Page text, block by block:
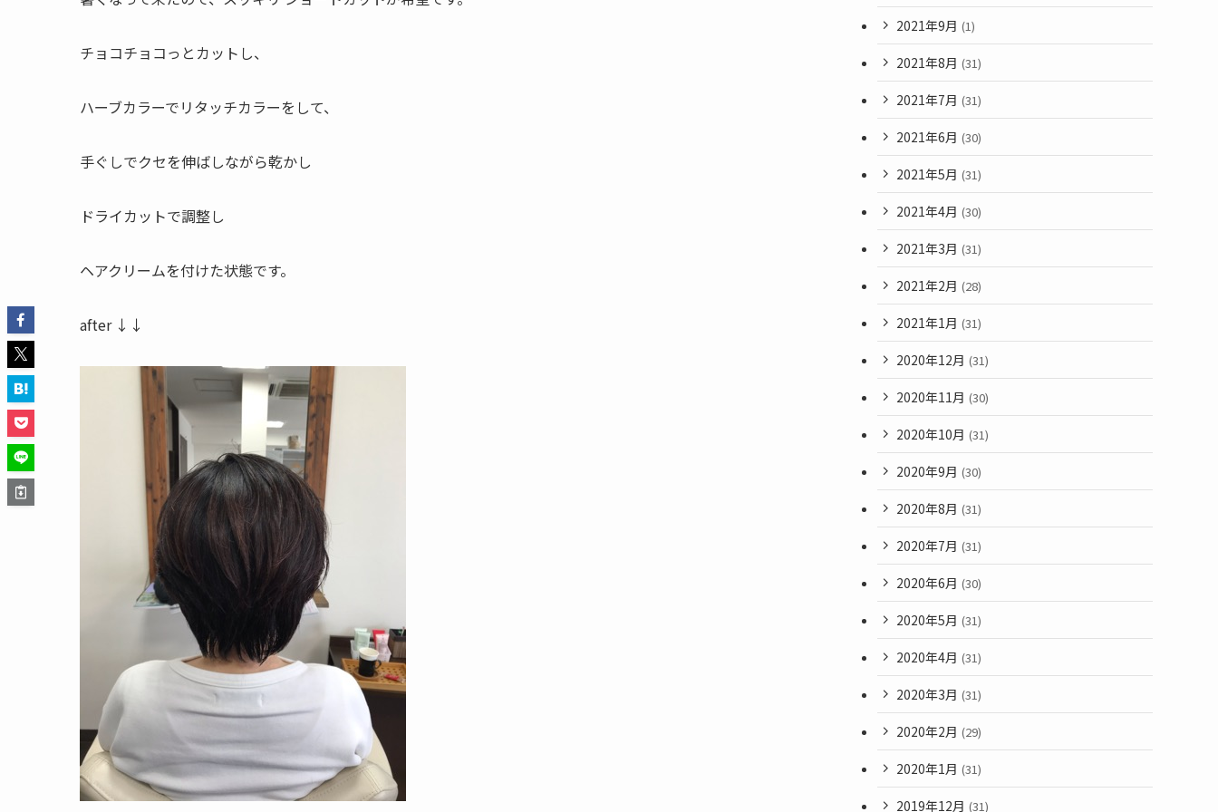
チョコチョコっとカットし、
ハーブカラーでリタッチカラーをして、
手ぐしでクセを伸ばしながら乾かし
ドライカットで調整し
ヘアクリームを付けた状態です。
after ↓↓
2021年9月 (1)
2021年8月 (31)
2021年7月 (31)
2021年6月 (30)
2021年5月 (31)
2021年4月 (30)
2021年3月 (31)
2021年2月 (28)
2021年1月 (31)
2020年12月 (31)
2020年11月 (30)
2020年10月 (31)
2020年9月 (30)
2020年8月 (31)
2020年7月 (31)
2020年6月 (30)
2020年5月 (31)
2020年4月 (31)
2020年3月 (31)
2020年2月 (29)
2020年1月 (31)
2019年12月 (31)